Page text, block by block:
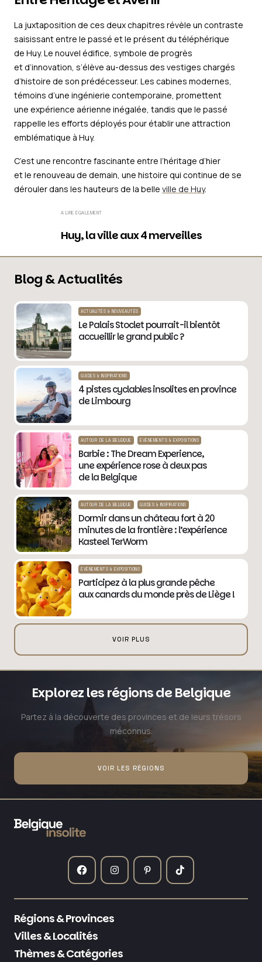
La juxtaposition de ces deux chapitres révèle un contraste
saisissant entre le passé et le présent du téléphérique
de Huy. Le nouvel édifice, symbole de progrès
et d’innovation, s’élève au-dessus des vestiges chargés
d’histoire de son prédécesseur. Les cabines modernes,
témoins d’une ingénierie contemporaine, promettent
une expérience aérienne inégalée, tandis que le passé
rappelle les efforts déployés pour établir une attraction
emblématique à Huy.
C’est une rencontre fascinante entre l’héritage d’hier
et le renouveau de demain, une histoire qui continue de se
dérouler dans les hauteurs de la belle ville de Huy.
A LIRE ÉGALEMENT
Huy, la ville aux 4 merveilles
Blog & Actualités
ACTUALITÉS & NOUVEAUTÉS
Le Palais Stoclet pourrait-il bientôt
accueillir le grand public ?
GUIDES & INSPIRATIONS
4 pistes cyclables insolites en province
de Limbourg
AUTOUR DE LA BELGIQUE ÉVÉNEMENTS & EXPOSITIONS
Barbie : The Dream Experience,
une expérience rose à deux pas
de la Belgique
AUTOUR DE LA BELGIQUE GUIDES & INSPIRATIONS
Dormir dans un château fort à 20
minutes de la frontière : l’expérience
Kasteel TerWorm
ÉVÉNEMENTS & EXPOSITIONS
Participez à la plus grande pêche
aux canards du monde près de Liège !
VOIR PLUS
Explorez les régions de Belgique
Partez à la découverte des provinces et de leurs trésors
méconnus.
VOIR LES RÉGIONS
Régions & Provinces
Villes & Localités
Thèmes & Catégories